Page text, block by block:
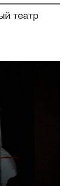
театр